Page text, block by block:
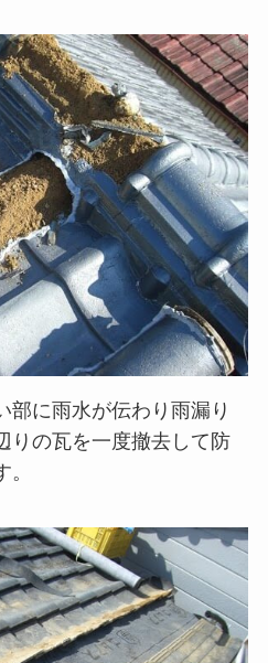
部に雨水が伝わり雨漏り
りの瓦を一度撤去して防